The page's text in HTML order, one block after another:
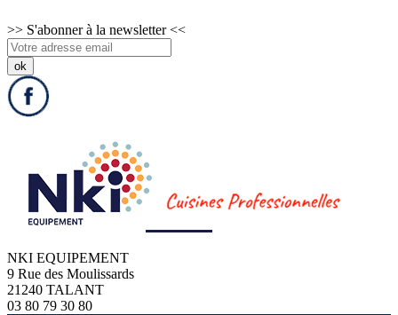
>> S'abonner à la newsletter<<
NKI EQUIPEMENT
9 Rue des Moulissards
21240 TALANT
03 80 79 30 80